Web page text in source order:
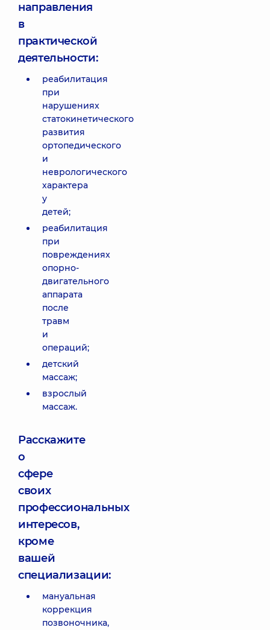
направления
в
практической
деятельности:
реабилитация
при
нарушениях
статокинетического
развития
ортопедического
и
неврологического
характера
у
детей;
реабилитация
при
повреждениях
опорно-
двигательного
аппарата
после
травм
и
операций;
детский
массаж;
взрослый
массаж.
Расскажите
о
сфере
своих
профессиональных
интересов,
кроме
вашей
специализации:
мануальная
коррекция
позвоночника,